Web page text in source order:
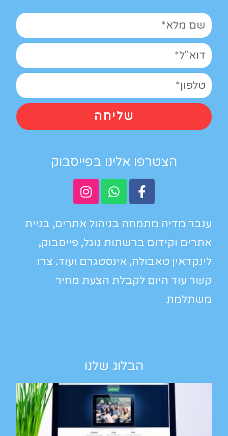
שליחה
הצטרפו אלינו בפייסבוק
ענבר מדיה מתמחה בניהול אתרים, בניית
אתרים וקידום ברשתות גוגל, פייסבוק,
לינקדאין טאבולה, אינסטגרם ועוד. צרו
קשר עוד היום לקבלת הצעת מחיר
משתלמת
הבלוג שלנו